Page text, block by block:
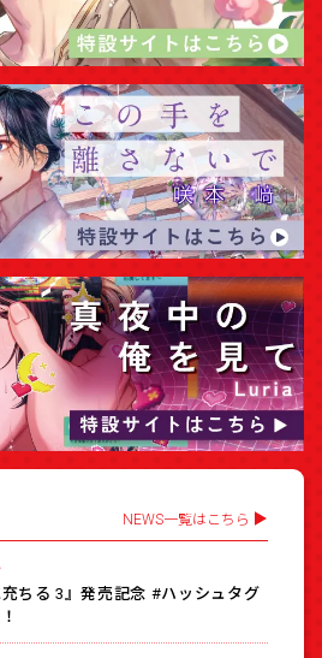
NEWS一覧はこちら
ちる 3』発売記念 #ハッシュタグ